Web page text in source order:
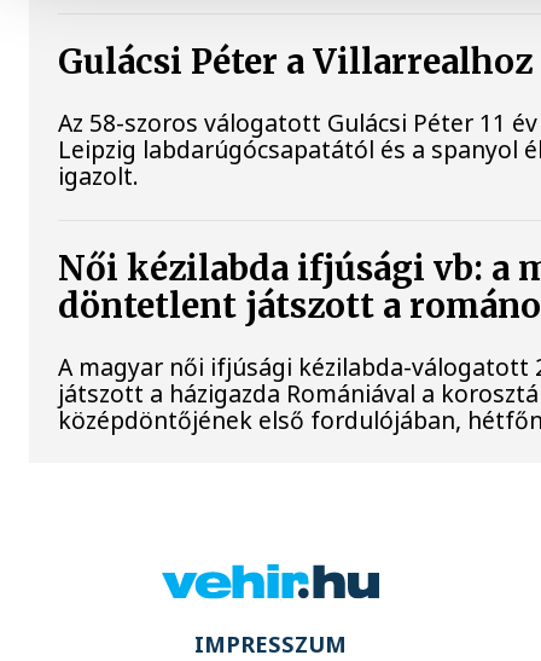
Gulácsi Péter a
Az 58-szoros válogatott Gulácsi Péter 11
Leipzig labdarúgócsapatától és a spanyol
igazolt.
Női kézilabda ifjúsági vb: a
döntetlent játszott a
A magyar női ifjúsági kézilabda-válogatott
játszott a házigazda Romániával a
középdöntőjének első fordulójában,
IMPRESSZUM